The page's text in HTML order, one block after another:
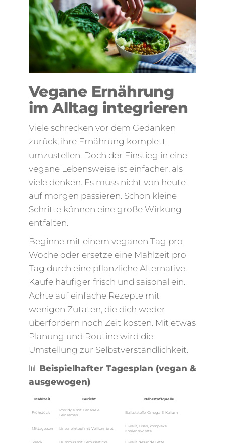
Vegane Ernährung
im Alltag integrieren
Viele schrecken vor dem Gedanken
zurück, ihre Ernährung komplett
umzustellen. Doch der Einstieg in eine
vegane Lebensweise ist einfacher, als
viele denken. Es muss nicht von heute
auf morgen passieren. Schon kleine
Schritte können eine große Wirkung
entfalten.
Beginne mit einem veganen Tag pro
Woche oder ersetze eine Mahlzeit pro
Tag durch eine pflanzliche Alternative.
Kaufe häufiger frisch und saisonal ein.
Achte auf einfache Rezepte mit
wenigen Zutaten, die dich weder
überfordern noch Zeit kosten. Mit etwas
Planung und Routine wird die
Umstellung zur Selbstverständlichkeit.
📊 Beispielhafter Tagesplan (vegan &
ausgewogen)
Mahlzeit Gericht Nährstoffquelle
Frühstück
Porridge mit Banane &
Leinsamen
Ballaststoffe, Omega-3, Kalium
Mittagessen Linseneintopf mit Vollkornbrot
Eiweiß, Eisen, komplexe
Kohlenhydrate